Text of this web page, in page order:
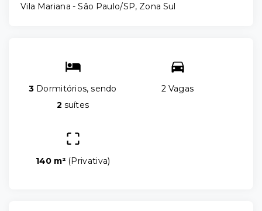
Vila Mariana - São Paulo/SP, Zona Sul
3 Dormitórios, sendo
2 suítes
2 Vagas
140 m² (Privativa)